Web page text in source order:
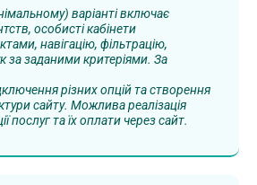
варіанті включає
особисті кабінети
навігацію, фільтрацію,
за заданими критеріями. За
різних опцій та створення
сайту. Можлива реалізація
послуг та їх оплати через сайт.